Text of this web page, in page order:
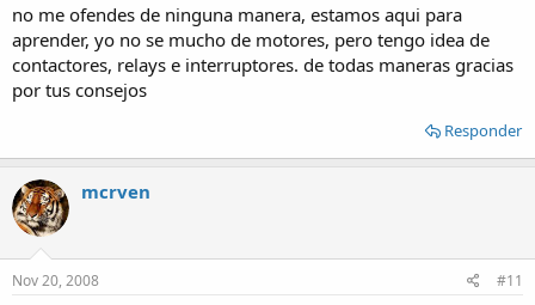
no me ofendes de ninguna manera, estamos aqui para
aprender, yo no se mucho de motores, pero tengo idea de
contactores, relays e interruptores. de todas maneras gracias
por tus consejos
Responder
mcrven
Nov 20, 2008 #11